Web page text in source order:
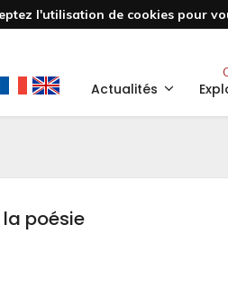
l'utilisation de cookies pour
Actualités
poésie